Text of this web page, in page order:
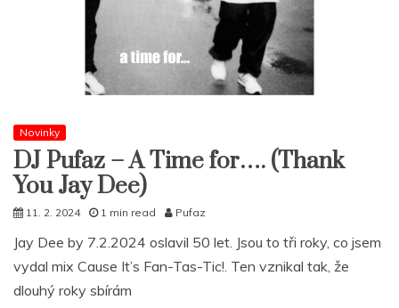
Novinky
DJ Pufaz – A Time for…. (Thank
You Jay Dee)
11. 2. 2024 1 min read Pufaz
Jay Dee by 7.2.2024 oslavil 50 let. Jsou to tři roky, co jsem
vydal mix Cause It’s Fan-Tas-Tic!. Ten vznikal tak, že
dlouhý roky sbírám